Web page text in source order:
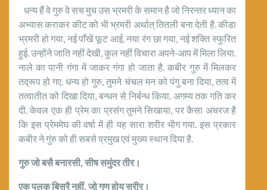
धन्य हैं वे गुरु वे सच मुच उस भ्रमरी के समान है जो निरन्तर ध्यान का
अभ्यास कराकर कीट को भी भ्रमरी अर्थात् तितली बना देती है. कीडा
भ्रमरी हो गया, नई पाँखें फूट आई, नया रंग छा गया, नई शक्ति स्फुरित
हुई. उन्होंने जाति नहीं देखी, कुल नहीं विचारा अपने-आप में मिला लिया.
नाले का पानी गंगा में जाकर गंगा हो जाता है. कबीर गुरु में मिलकर
तद्रूप हो गए. धन्य हो गुरु, तुमने चंचल मन को पंगु बना दिया, तत्व में
तत्वातीत को दिखा दिया, बन्धन से निर्बन्ध किया. अगम्य तक गति कर
दी. केवल एक ही प्रेम का प्रसंग तुमने सिखाया, पर कैसा अचरज है
कि इस प्रेममेघ की वर्षा में ही यह सारा शरीर भीग गया. इस प्रकार
कबीर ने गुंरु को ही सबसे प्रमुख एवं मुख्य स्थान दिया है.
गुरु जो बसै बनारसी, सीष समुंदर तीर।
एक पलक बिसरै नहीं, जो गुण होय सरीर।